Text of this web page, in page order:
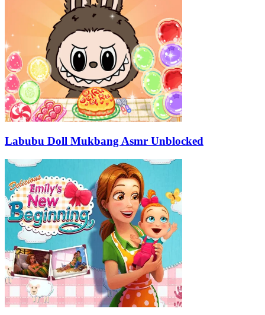
Labubu Doll Mukbang Asmr Unblocked